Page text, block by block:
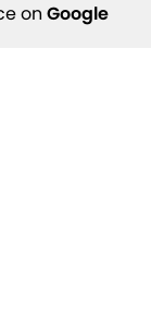
on Google